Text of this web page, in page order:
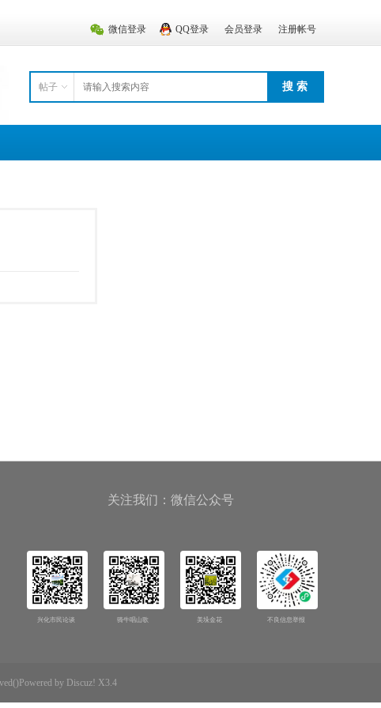
微信登录
QQ登录 会员登录 注册帐号
帖子 搜 索
关注我们：微信公众号
兴化市民论谈 骑牛唱山歌 美垛金花 不良信息举报
by Discuz! X3.4